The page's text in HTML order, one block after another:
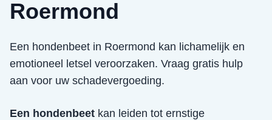
Roermond
Een hondenbeet in Roermond kan lichamelijk en
emotioneel letsel veroorzaken. Vraag gratis hulp
aan voor uw schadevergoeding.
Een hondenbeet kan leiden tot ernstige